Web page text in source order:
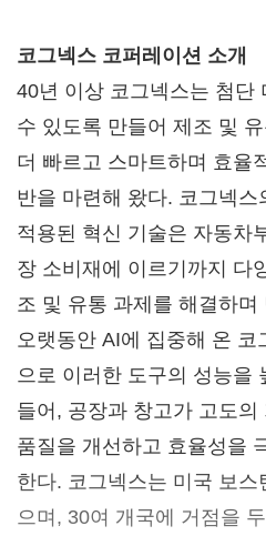
코그넥스 코퍼레이션 소개
40년 이상 코그넥스는 첨단
수 있도록 만들어 제조 및
더 빠르고 스마트하며 효율
반을 마련해 왔다. 코그넥스
적용된 혁신 기술은 자동차
장 소비재에 이르기까지 다
조 및 유통 과제를 해결하
오랫동안 AI에 집중해 온
으로 이러한 도구의 성능을
들어, 공장과 창고가 고도
품질을 개선하고 효율성을
한다. 코그넥스는 미국 보
으며, 30여 개국에 거점을